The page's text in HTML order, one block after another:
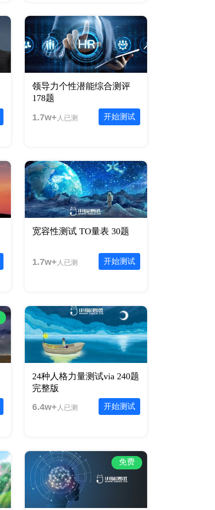
领导力个性潜能综合测评
178题
开始测试
1.7w+ 人已测
宽容性测试 TO量表 30题
开始测试
1.7w+ 人已测
24种人格力量测试via 240题
完整版
开始测试
6.4w+ 人已测
免费